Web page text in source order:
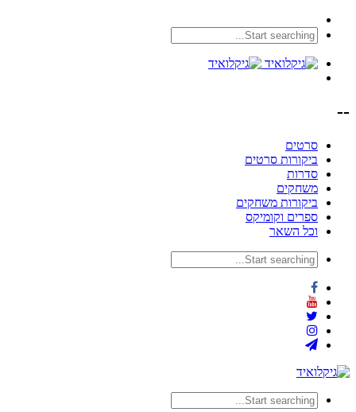
--
סרטים
ביקורות סרטים
סדרות
משחקים
ביקורות משחקים
ספרים וקומיקס
וכל השאר